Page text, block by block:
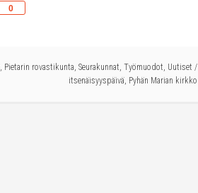
0
Share
, Pietarin rovastikunta, Seurakunnat, Työmuodot, Uutiset /
itsenäisyyspäivä, Pyhän Marian kirkko